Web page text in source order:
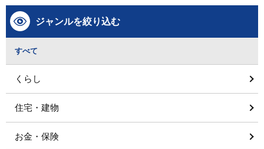
ジャンルを絞り込む
すべて
くらし
住宅・建物
お金・保険